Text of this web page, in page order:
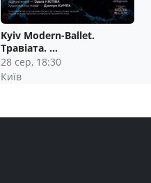
Kyiv Modern-Ballet.
Травіата. …
28 сер, 18:30
Київ